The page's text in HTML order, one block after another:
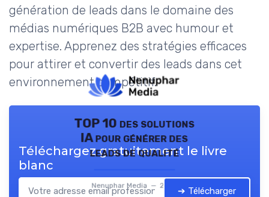
génération de leads dans le domaine des
médias numériques B2B avec humour et
expertise. Apprenez des stratégies efficaces
pour attirer et convertir des leads dans cet
environnement compétitif.
TOP 10 des solutions
IA pour générer des
leads de qualité
Nenuphar Media — 2026
Téléchargez gratuitement le livre
blanc
➔ Télécharger